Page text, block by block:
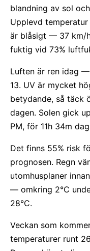
blandning av sol
Upplevd temperatur
är blåsigt — 37 km/
fuktig vid 73%
Luften är ren idag —
13. UV är mycket
betydande, så täck
dagen. Solen gick
PM, för 11h 34m
Det finns 55% risk
prognosen. Regn
utomhusplaner
— omkring 2°C
28°C.
Veckan som
temperaturer runt